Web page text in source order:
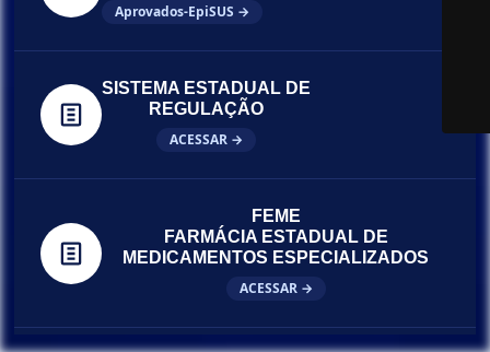
Aprovados-EpiSUS →
SISTEMA ESTADUAL DE
REGULAÇÃO
ACESSAR →
FEME
FARMÁCIA ESTADUAL DE
MEDICAMENTOS ESPECIALIZADOS
ACESSAR →